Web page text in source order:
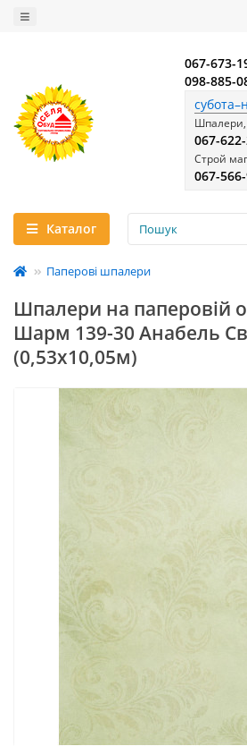
067-673-
098-885-
Шпалери,
067-
Строй
067-
Каталог
Паперові шпалери
Шпалери на паперовій
Шарм 139-30 Анабель
(0,53х10,05м)